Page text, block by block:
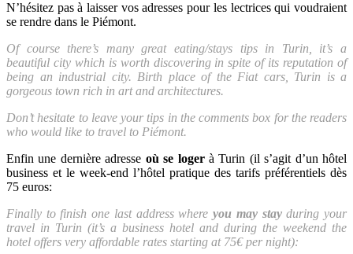
N’hésitez pas à laisser vos adresses pour les lectrices qui voudraient
se rendre dans le Piémont.
Of course there’s many great eating/stays tips in Turin, it’s a
beautiful city which is worth discovering in spite of its reputation of
being an industrial city. Birth place of the Fiat cars, Turin is a
gorgeous town rich in art and architectures.
Don’t hesitate to leave your tips in the comments box for the readers
who would like to travel to Piémont.
Enfin une dernière adresse où se loger à Turin (il s’agit d’un hôtel
business et le week-end l’hôtel pratique des tarifs préférentiels dès
75 euros:
Finally to finish one last address whereyou may stayduring your
travel in Turin (it’s a business hotel and during the weekend the
hotel offers very affordable rates starting at 75€ per night):